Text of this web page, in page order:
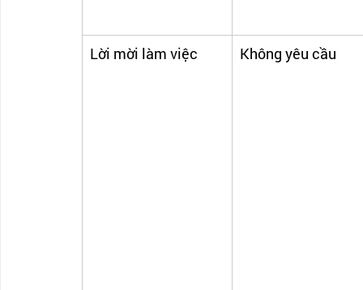
Lời mời làm việc Không yêu cầu